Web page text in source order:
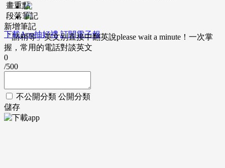
下載App抽好禮 訂閱電子報
畫重點
段落筆記
新增筆記
「請稍等」英文別直接中翻英說please wait a minute！一次掌
握，常用的電話對談英文
0
/500
不公開分類 公開分類
儲存